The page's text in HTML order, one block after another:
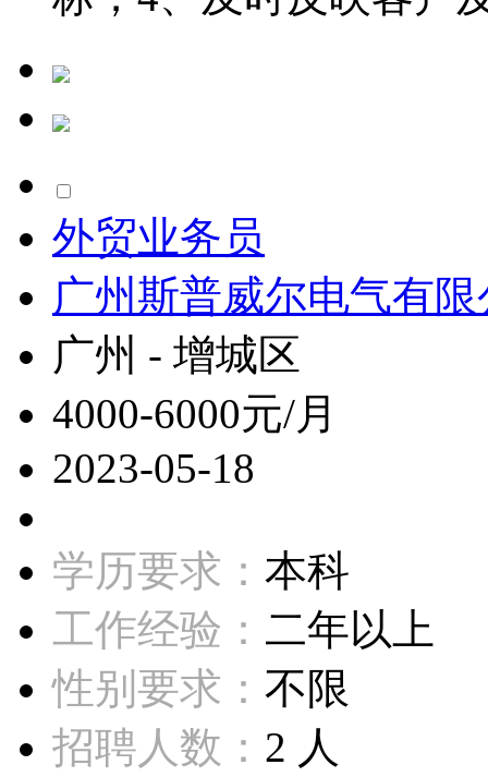
外贸业务员
广州斯普威尔电气有
广州 - 增城区
4000-6000元/月
2023-05-18
学历要求： 本科
工作经验： 二年以上
性别要求： 不限
招聘人数： 2 人